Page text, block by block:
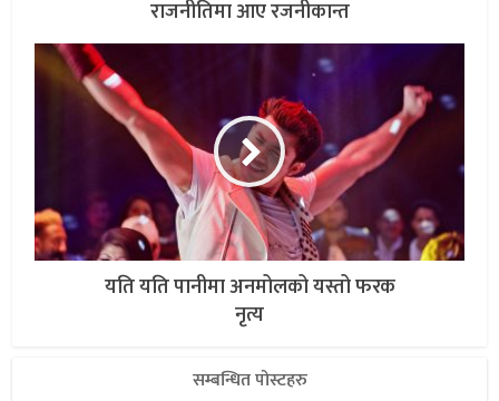
राजनीतिमा आए रजनीकान्त
यति यति पानीमा अनमोलको यस्तो फरक
नृत्य
सम्बन्धित पोस्टहरु